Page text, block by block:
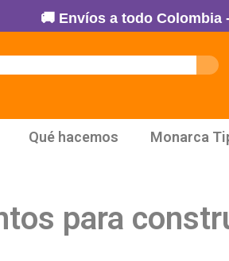
🚚 Envíos a todo Colombia -
Qué hacemos Monarca
para